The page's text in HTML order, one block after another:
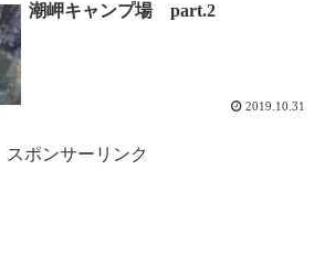
潮岬キャンプ場 part.2
2019.10.31
スポンサーリンク